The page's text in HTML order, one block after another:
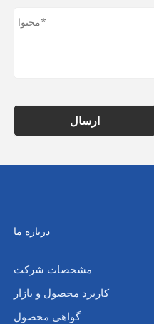
ارسال
درباره ما
مشخصات شرکت
کاربرد محصول و بازار
گواهی محصول